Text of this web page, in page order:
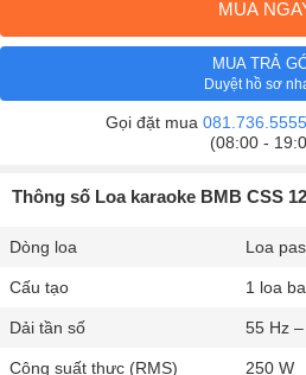
MUA
MUA TRẢ
Duyệt hồ sơ
Gọi đặt mua 081.736.5555
(08:00 -
Thông số Loa karaoke BMB CSS
Dòng loa Loa
Cấu tạo 1 loa
Dải tần số 55 Hz
Công suất thực (RMS) 250 W